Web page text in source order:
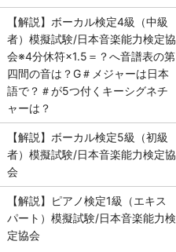
【解説】ボーカル検定4級（中級
者）模擬試験/日本音楽能力検定協
会※4分休符×1.5＝？へ音譜表の第
四間の音は？G＃メジャーは日本
語で？＃が5つ付くキーシグネチ
ャーは？
【解説】ボーカル検定5級（初級
者）模擬試験/日本音楽能力検定協
会
【解説】ピアノ検定1級（エキス
パート）模擬試験/日本音楽能力検
定協会